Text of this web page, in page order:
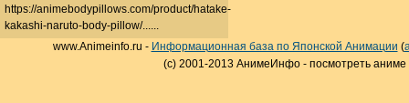
https://animebodypillows.com/product/hatake-
kakashi-naruto-body-pillow/......
www.Animeinfo.ru - Информационная база по Японской Анимации (
(c) 2001-2013 АнимеИнфо - посмотреть аниме